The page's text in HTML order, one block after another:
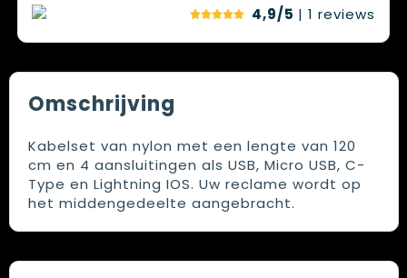
4,9/5 | 1 reviews
Omschrijving
Kabelset van nylon met een lengte van 120
cm en 4 aansluitingen als USB, Micro USB, C-
Type en Lightning IOS. Uw reclame wordt op
het middengedeelte aangebracht.